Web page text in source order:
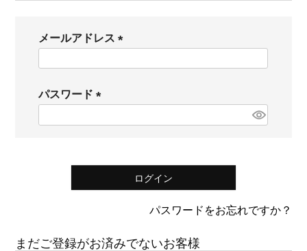
メールアドレス
パスワード
ログイン
パスワードをお忘れですか？
まだご登録がお済みでないお客様